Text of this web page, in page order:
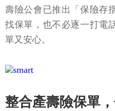
壽險公會已推出「保險存
找保單，也不必逐一打電
單又安心。
整合產壽險保單